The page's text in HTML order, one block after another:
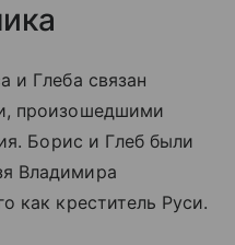
и Глеба связан
произошедшими
Борис и Глеб были
Владимира
как креститель Руси.